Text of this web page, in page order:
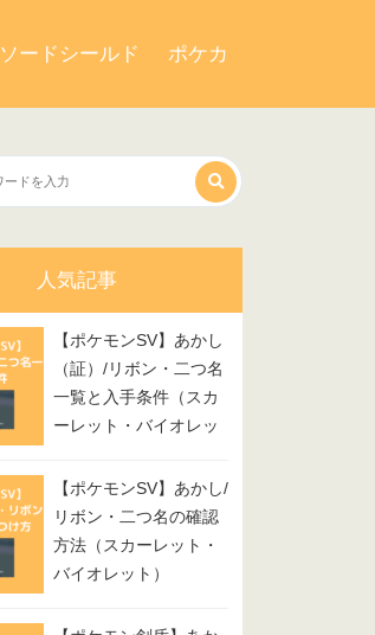
ソードシールド ポケカ
人気記事
【ポケモンSV】あかし
（証）/リボン・二つ名
一覧と入手条件（スカ
ーレット・バイオレッ
【ポケモンSV】あかし/
リボン・二つ名の確認
方法（スカーレット・
バイオレット）